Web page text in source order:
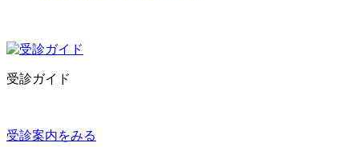
受診ガイド
受診案内をみる